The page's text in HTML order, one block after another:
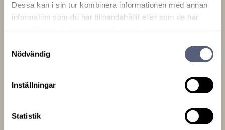
Dessa kan i sin tur kombinera informationen med annan
information som du har tillhandahållit eller som de har
Nödvändig
Inställningar
Statistik
Med produktionen placeret midt i det
drivkraft at fremstille de bedste og
passion.